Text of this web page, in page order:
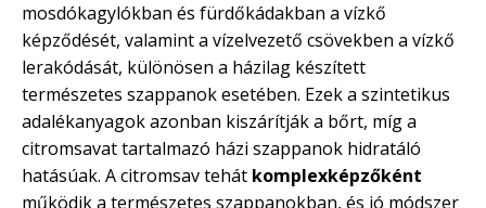
mosdókagylókban és fürdőkádakban a vízkő
képződését, valamint a vízelvezető csövekben a vízkő
lerakódását, különösen a házilag készített
természetes szappanok esetében. Ezek a szintetikus
adalékanyagok azonban kiszárítják a bőrt, míg a
citromsavat tartalmazó házi szappanok hidratáló
hatásúak. A citromsav tehát komplexképzőként
működik a természetes szappanokban, és jó módszer